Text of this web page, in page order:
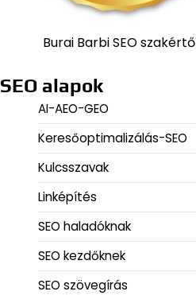
Burai Barbi SEO szakértő
SEO alapok
AI-AEO-GEO
Keresőoptimalizálás-SEO
Kulcsszavak
Linképítés
SEO haladóknak
SEO kezdőknek
SEO szövegírás